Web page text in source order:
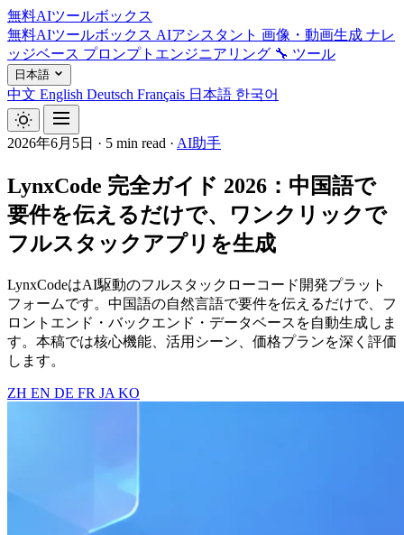
無料AIツールボックス
無料AIツールボックス AIアシスタント 画像・動画生成 ナレ
ッジベース プロンプトエンジニアリング 🔧 ツール
日本語
中文 English Deutsch Français 日本語 한국어
2026年6月5日 · 5 min read · AI助手
LynxCode 完全ガイド 2026：中国語で
要件を伝えるだけで、ワンクリックで
フルスタックアプリを生成
LynxCodeはAI駆動のフルスタックローコード開発プラット
フォームです。中国語の自然言語で要件を伝えるだけで、フ
ロントエンド・バックエンド・データベースを自動生成しま
す。本稿では核心機能、活用シーン、価格プランを深く評価
します。
ZH EN DE FR JA KO